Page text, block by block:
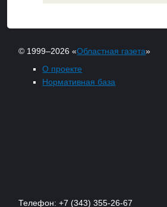
© 1999–2026 «Областная газета»
О проекте
Нормативная база
Телефон: +7 (343) 355-26-67